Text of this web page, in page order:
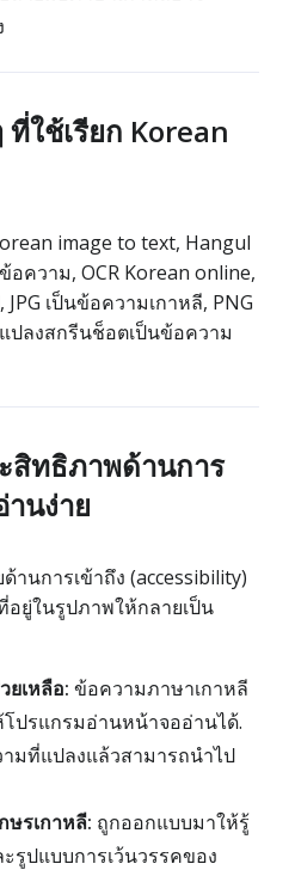
ใช้เรียก Korean
image to text, Hangul
อความ, OCR Korean online,
เป็นข้อความเกาหลี, PNG
ปลงสกรีนช็อตเป็นข้อความ
สิทธิภาพด้านการ
นง่าย
านการเข้าถึง (accessibility)
ยู่ในรูปภาพให้กลายเป็น
ยเหลือ: ข้อความภาษาเกาหลี
ปรแกรมอ่านหน้าจออ่านได้.
มที่แปลงแล้วสามารถนำไป
รเกาหลี: ถูกออกแบบมาให้รู้
รูปแบบการเว้นวรรคของ